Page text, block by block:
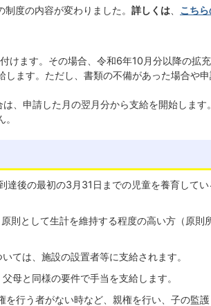
度の内容が変わりました。 詳しくは こち
けます。その場合、令和6年10月分以降の拡充
ます。ただし、書類の不備があった場合や
、申請した月の翌月分から支給を開始します
達後の最初の3月31日までの児童を養育してい
則として生計を維持する程度の高い方（原則
ては、施設の設置者等に支給されます。
母と同様の要件で手当を支給します。
を行う者がない時など、親権を行い、子の監